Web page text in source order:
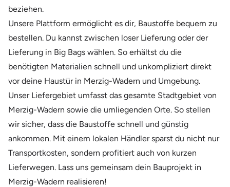
beziehen.
Unsere Plattform ermöglicht es dir, Baustoffe bequem zu
bestellen. Du kannst zwischen loser Lieferung oder der
Lieferung in Big Bags wählen. So erhältst du die
benötigten Materialien schnell und unkompliziert direkt
vor deine Haustür in Merzig-Wadern und Umgebung.
Unser Liefergebiet umfasst das gesamte Stadtgebiet von
Merzig-Wadern sowie die umliegenden Orte. So stellen
wir sicher, dass die Baustoffe schnell und günstig
ankommen. Mit einem lokalen Händler sparst du nicht nur
Transportkosten, sondern profitiert auch von kurzen
Lieferwegen. Lass uns gemeinsam dein Bauprojekt in
Merzig-Wadern realisieren!